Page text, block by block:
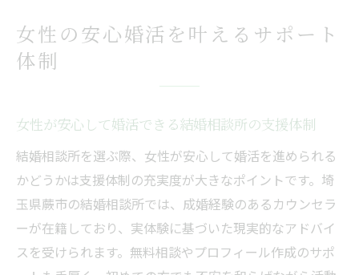
女性の安心婚活を叶えるサポート
体制
女性が安心して婚活できる結婚相談所の支援体制
結婚相談所を選ぶ際、女性が安心して婚活を進められる
かどうかは支援体制の充実度が大きなポイントです。埼
玉県蕨市の結婚相談所では、成婚経験のあるカウンセラ
ーが在籍しており、実体験に基づいた現実的なアドバイ
スを受けられます。無料相談やプロフィール作成のサポ